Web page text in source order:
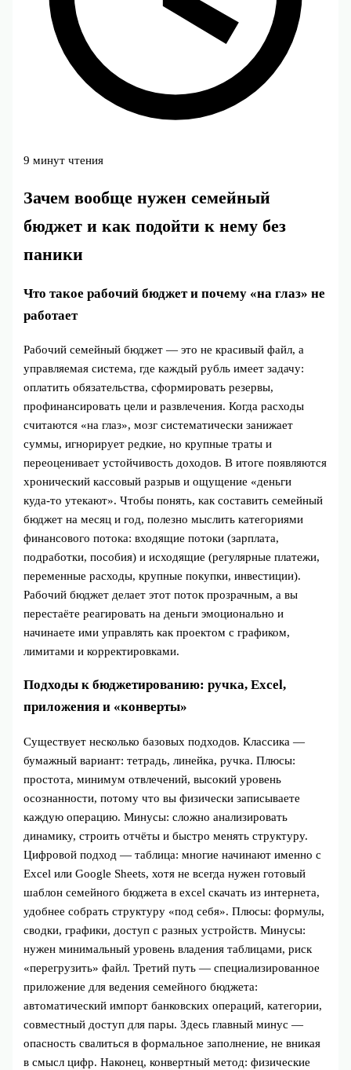
9 минут чтения
Зачем вообще нужен семейный
бюджет и как подойти к нему без
паники
Что такое рабочий бюджет и почему «на глаз» не
работает
Рабочий семейный бюджет — это не красивый файл, а
управляемая система, где каждый рубль имеет задачу:
оплатить обязательства, сформировать резервы,
профинансировать цели и развлечения. Когда расходы
считаются «на глаз», мозг систематически занижает
суммы, игнорирует редкие, но крупные траты и
переоценивает устойчивость доходов. В итоге появляются
хронический кассовый разрыв и ощущение «деньги
куда‑то утекают». Чтобы понять, как составить семейный
бюджет на месяц и год, полезно мыслить категориями
финансового потока: входящие потоки (зарплата,
подработки, пособия) и исходящие (регулярные платежи,
переменные расходы, крупные покупки, инвестиции).
Рабочий бюджет делает этот поток прозрачным, а вы
перестаёте реагировать на деньги эмоционально и
начинаете ими управлять как проектом с графиком,
лимитами и корректировками.
Подходы к бюджетированию: ручка, Excel,
приложения и «конверты»
Существует несколько базовых подходов. Классика —
бумажный вариант: тетрадь, линейка, ручка. Плюсы:
простота, минимум отвлечений, высокий уровень
осознанности, потому что вы физически записываете
каждую операцию. Минусы: сложно анализировать
динамику, строить отчёты и быстро менять структуру.
Цифровой подход — таблица: многие начинают именно с
Excel или Google Sheets, хотя не всегда нужен готовый
шаблон семейного бюджета в excel скачать из интернета,
удобнее собрать структуру «под себя». Плюсы: формулы,
сводки, графики, доступ с разных устройств. Минусы:
нужен минимальный уровень владения таблицами, риск
«перегрузить» файл. Третий путь — специализированное
приложение для ведения семейного бюджета:
автоматический импорт банковских операций, категории,
совместный доступ для пары. Здесь главный минус —
опасность свалиться в формальное заполнение, не вникая
в смысл цифр. Наконец, конвертный метод: физические